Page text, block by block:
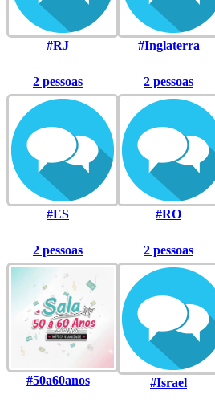
#RJ #Inglaterra
2 pessoas
#ES
2 pessoas
#RO
2 pessoas
#50a60anos
2 pessoas
#Israel